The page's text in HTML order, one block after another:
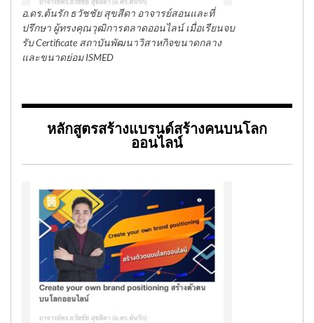
อ.ดร.ต้นรัก ธวัชชัย สุขสีดา อาจารย์สอนและที่
ปรึกษา ผู้ทรงคุณวุฒิการตลาดออนไลน์ เมื่อเรียนจบ
รับ Certificate สถาบันพัฒนาวิสาหกิจขนาดกลาง
และขนาดย่อม ISMED
หลักสูตรสร้างแบรนด์สร้างคนบนโลก
ออนไลน์